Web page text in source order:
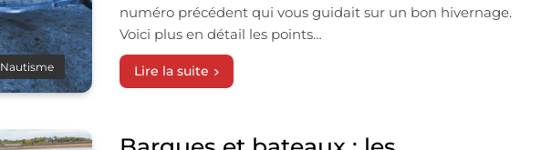
Nautisme
numéro précédent qui vous guidait sur un bon hivernage.
Voici plus en détail les points…
Lire la suite